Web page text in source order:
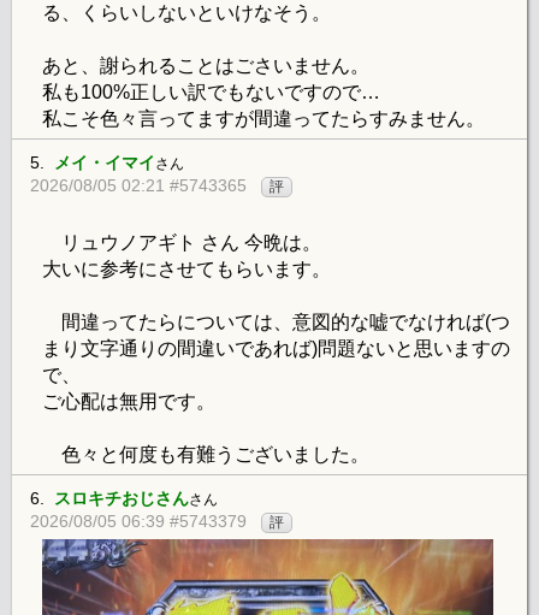
る、くらいしないといけなそう。
あと、謝られることはごさいません。
私も100%正しい訳でもないですので…
私こそ色々言ってますが間違ってたらすみません。
5. メイ・イマイ さん
2026/08/05 02:21 #5743365 評
リュウノアギト さん 今晩は。
大いに参考にさせてもらいます。
間違ってたらについては、意図的な嘘でなければ(つ
まり文字通りの間違いであれば)問題ないと思いますの
で、
ご心配は無用です。
色々と何度も有難うございました。
6. スロキチおじさんさん
2026/08/05 06:39 #5743379 評